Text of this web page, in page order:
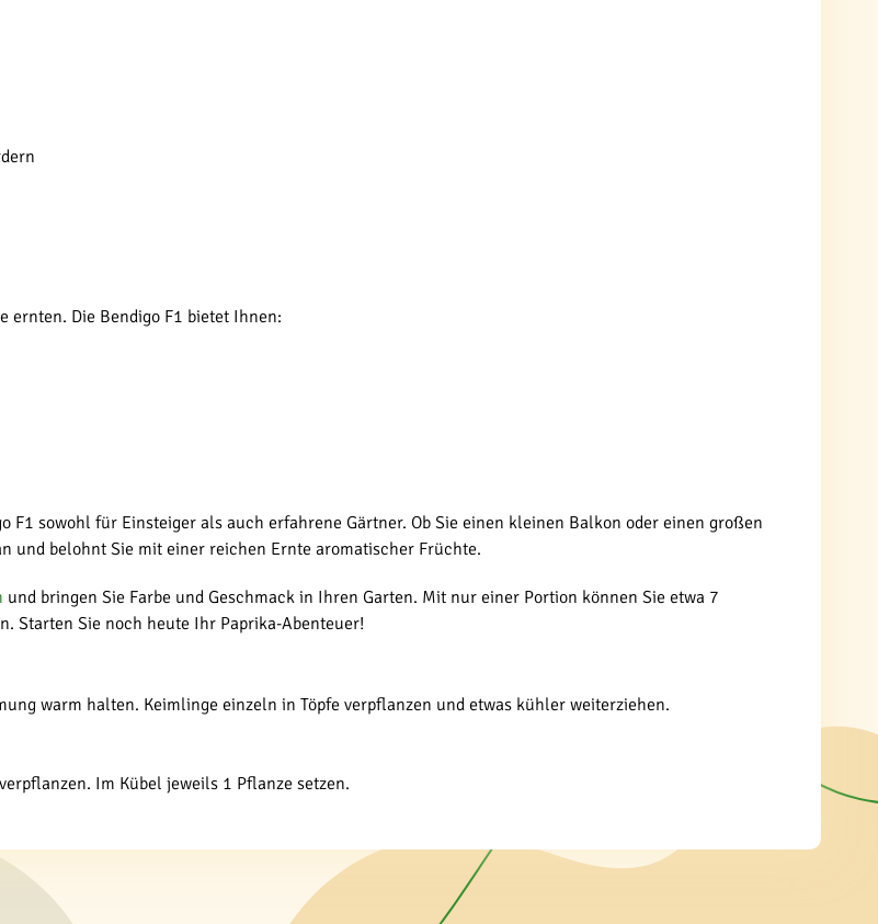
ernten. Die Bendigo F1 bietet Ihnen:
sowohl für Einsteiger als auch erfahrene Gärtner. Ob Sie einen kleinen Balkon oder einen großen
und belohnt Sie mit einer reichen Ernte aromatischer Früchte.
und bringen Sie Farbe und Geschmack in Ihren Garten. Mit nur einer Portion können Sie etwa 7
Starten Sie noch heute Ihr Paprika-Abenteuer!
warm halten. Keimlinge einzeln in Töpfe verpflanzen und etwas kühler weiterziehen.
Im Kübel jeweils 1 Pflanze setzen.